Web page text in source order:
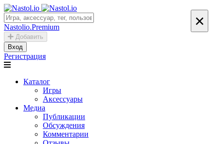
Nastolio.Premium
Добавить
Вход
Регистрация
Каталог
Игры
Аксессуары
Медиа
Публикации
Обсуждения
Комментарии
×